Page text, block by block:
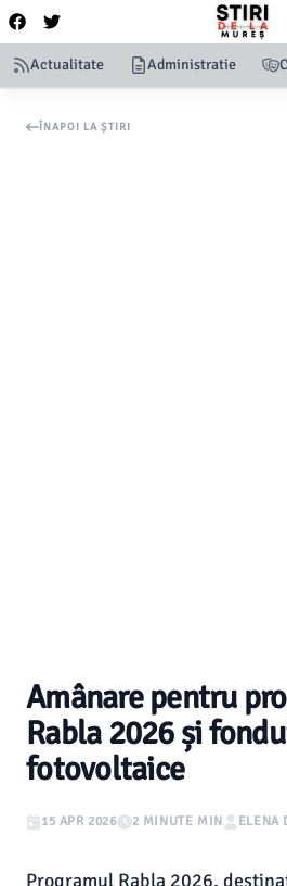
Actualitate Administratie
ÎNAPOI LA ȘTIRI
Amânare pentru
Rabla 2026 și
fotovoltaice
15 APR 2026 2 MINUTE MIN ELENA
Programul Rabla 2026,